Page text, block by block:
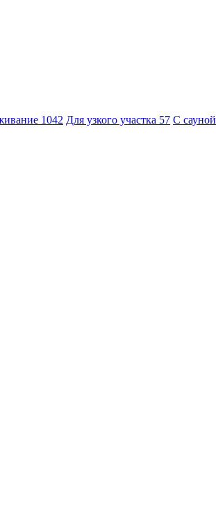
1042 Для узкого участка 57 С сауной